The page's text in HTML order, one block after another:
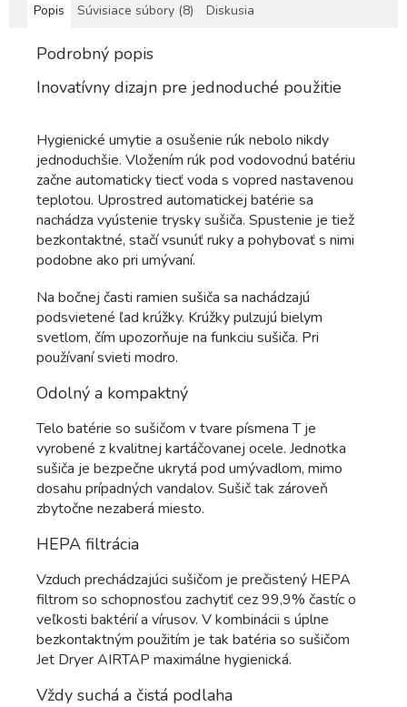
Popis Súvisiace súbory (8) Diskusia
Podrobný popis
Inovatívny dizajn pre jednoduché použitie
Hygienické umytie a osušenie rúk nebolo nikdy
jednoduchšie. Vložením rúk pod vodovodnú batériu
začne automaticky tiecť voda s vopred nastavenou
teplotou. Uprostred automatickej batérie sa
nachádza vyústenie trysky sušiča. Spustenie je tiež
bezkontaktné, stačí vsunúť ruky a pohybovať s nimi
podobne ako pri umývaní.
Na bočnej časti ramien sušiča sa nachádzajú
podsvietené ľad krúžky. Krúžky pulzujú bielym
svetlom, čím upozorňuje na funkciu sušiča. Pri
používaní svieti modro.
Odolný a kompaktný
Telo batérie so sušičom v tvare písmena T je
vyrobené z kvalitnej kartáčovanej ocele. Jednotka
sušiča je bezpečne ukrytá pod umývadlom, mimo
dosahu prípadných vandalov. Sušič tak zároveň
zbytočne nezaberá miesto.
HEPA filtrácia
Vzduch prechádzajúci sušičom je prečistený HEPA
filtrom so schopnosťou zachytiť cez 99,9% častíc o
veľkosti baktérií a vírusov. V kombinácii s úplne
bezkontaktným použitím je tak batéria so sušičom
Jet Dryer AIRTAP maximálne hygienická.
Vždy suchá a čistá podlaha